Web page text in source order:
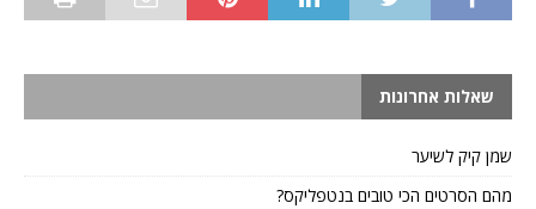
שאלות אחרונות
שמן קיק לשיער
מהם הסרטים הכי טובים בנטפליקס?